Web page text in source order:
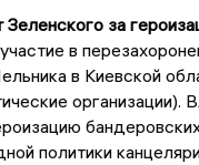
за
в
в Киевской
организации).
политики